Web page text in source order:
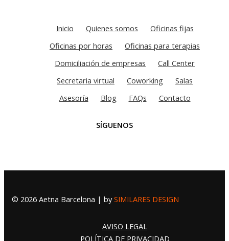
Inicio Quienes somos
Oficinas fijas
Oficinas por horas
Oficinas para terapias
Domiciliación de empresas
Call Center
Secretaria virtual
Coworking
Salas
Asesoría
Blog FAQs Contacto
SÍGUENOS
© 2026 Aetna Barcelona | bySIMILARES DESIGN
AVISO LEGAL
POLÍTICA DE PRIVACIDAD